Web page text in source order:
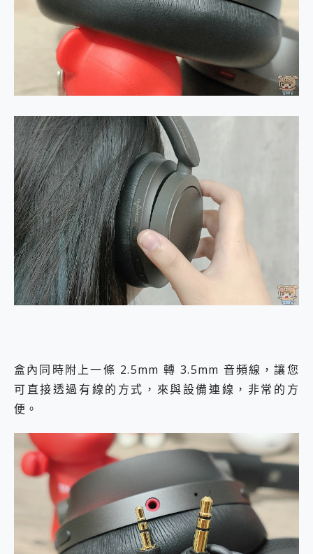
盒內同時附上一條 2.5mm 轉 3.5mm 音頻線，讓您
可直接透過有線的方式，來與設備連線，非常的方
便。